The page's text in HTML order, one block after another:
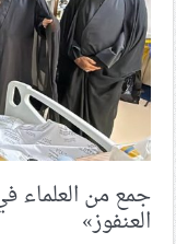
جمع من العلماء
العنفوز»